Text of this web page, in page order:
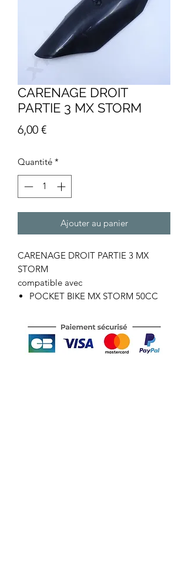
CARENAGE DROIT
PARTIE 3 MX STORM
6,00 €Prix
Quantité *
Ajouter au panier
CARENAGE DROIT PARTIE 3 MX
STORM
compatible avec
POCKET BIKE MX STORM 50CC